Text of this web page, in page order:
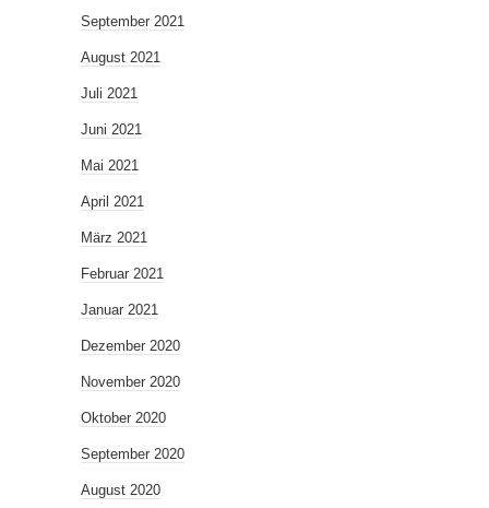
September 2021
August 2021
Juli 2021
Juni 2021
Mai 2021
April 2021
März 2021
Februar 2021
Januar 2021
Dezember 2020
November 2020
Oktober 2020
September 2020
August 2020